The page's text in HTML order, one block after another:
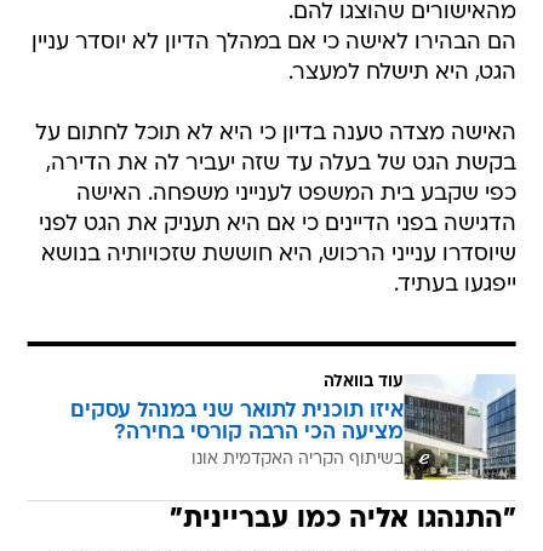
מהאישורים שהוצגו להם.
הם הבהירו לאישה כי אם במהלך הדיון לא יוסדר עניין
הגט, היא תישלח למעצר.
האישה מצדה טענה בדיון כי היא לא תוכל לחתום על
בקשת הגט של בעלה עד שזה יעביר לה את הדירה,
כפי שקבע בית המשפט לענייני משפחה. האישה
הדגישה בפני הדיינים כי אם היא תעניק את הגט לפני
שיוסדרו ענייני הרכוש, היא חוששת שזכויותיה בנושא
ייפגעו בעתיד.
עוד בוואלה
איזו תוכנית לתואר שני במנהל עסקים
מציעה הכי הרבה קורסי בחירה?
בשיתוף הקריה האקדמית אונו
"התנהגו אליה כמו עבריינית"